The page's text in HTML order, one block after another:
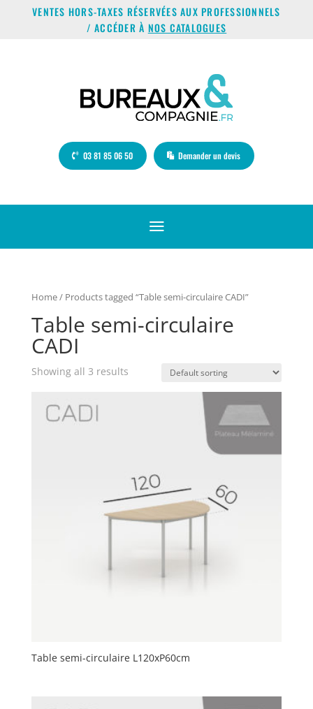
VENTES HORS-TAXES RÉSERVÉES AUX PROFESSIONNELS
/ ACCÉDER À NOS CATALOGUES
03 81 85 06 50 Demander un devis
a
Home/ Products tagged “Table semi-circulaire CADI”
Table semi-circulaire
CADI
Showing all 3 results
Table semi-circulaire L120xP60cm